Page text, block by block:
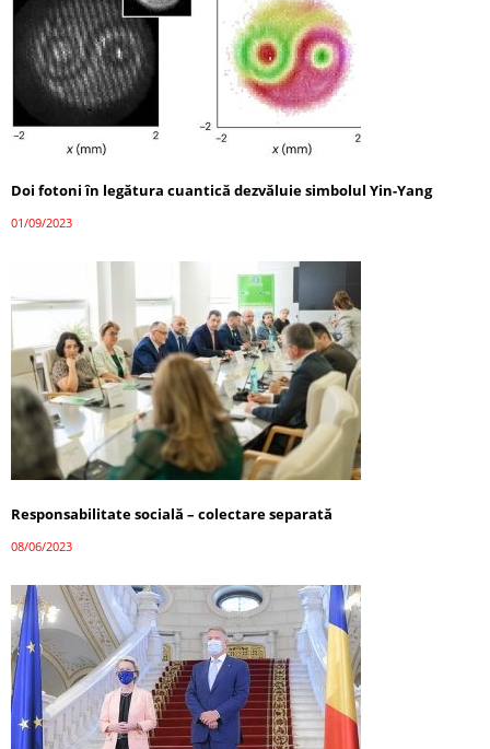
Doi fotoni în legătura cuantică dezvăluie simbolul Yin-Yang
01/09/2023
Responsabilitate socială – colectare separată
08/06/2023